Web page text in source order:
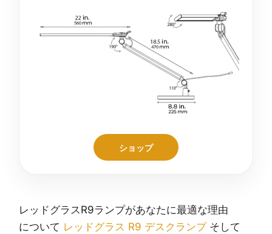
ショップ
レッドグラスR9ランプがあなたに最適な理由
について レッドグラス R9 デスクランプそして